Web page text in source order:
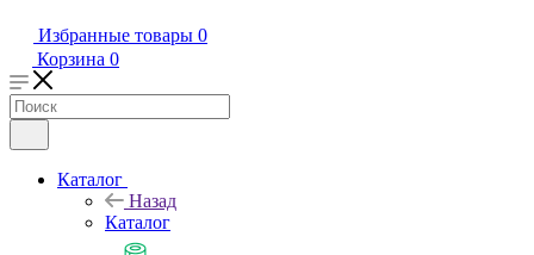
Избранные товары 0
Корзина 0
Каталог
Назад
Каталог